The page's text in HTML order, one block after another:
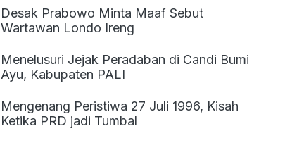
Desak Prabowo Minta Maaf Sebut
Wartawan Londo Ireng
Menelusuri Jejak Peradaban di Candi Bumi
Ayu, Kabupaten PALI
Mengenang Peristiwa 27 Juli 1996, Kisah
Ketika PRD jadi Tumbal